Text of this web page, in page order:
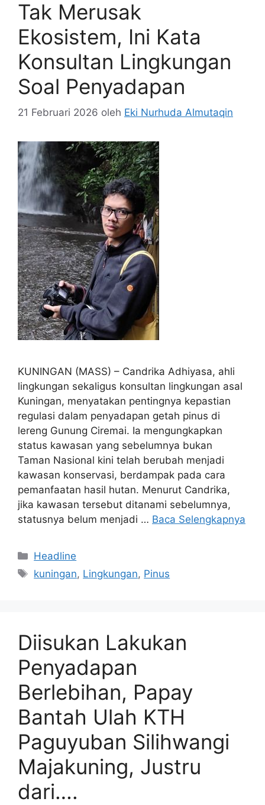
Tak Merusak
Ekosistem, Ini Kata
Konsultan Lingkungan
Soal Penyadapan
21 Februari 2026 oleh Eki Nurhuda Almutaqin
KUNINGAN (MASS) – Candrika Adhiyasa, ahli
lingkungan sekaligus konsultan lingkungan asal
Kuningan, menyatakan pentingnya kepastian
regulasi dalam penyadapan getah pinus di
lereng Gunung Ciremai. Ia mengungkapkan
status kawasan yang sebelumnya bukan
Taman Nasional kini telah berubah menjadi
kawasan konservasi, berdampak pada cara
pemanfaatan hasil hutan. Menurut Candrika,
jika kawasan tersebut ditanami sebelumnya,
statusnya belum menjadi … Baca Selengkapnya
Kategori
Headline
Tag
kuningan, Lingkungan, Pinus
Diisukan Lakukan
Penyadapan
Berlebihan, Papay
Bantah Ulah KTH
Paguyuban Silihwangi
Majakuning, Justru
dari….